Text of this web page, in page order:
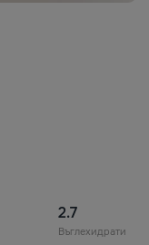
2.7
Въглехидрати